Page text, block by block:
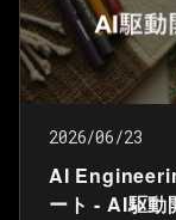
2026/06/23
AI
ート - AI駆動